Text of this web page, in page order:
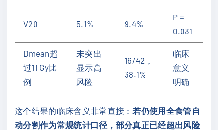
V20 5.1% 9.4%
P＝
0.031
Dmean超
过11 Gy比
例
未突出
显示高
风险
16/42，
38.1%
临床
意义
明确
这个结果的临床含义非常直接： 若仍使用全食管自
动分割作为常规统计口径，部分真正已经超出风险